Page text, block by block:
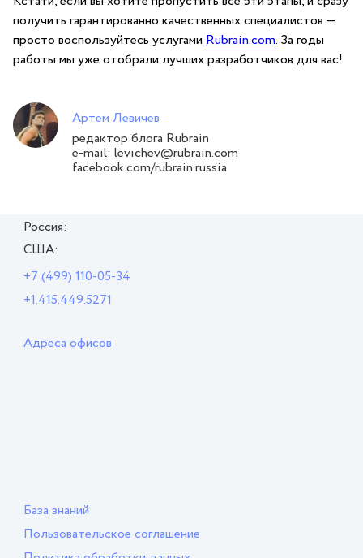
получить гарантированно качественных специалистов —
просто воспользуйтесь услугами Rubrain.com. За годы
работы мы уже отобрали лучших разработчиков для вас!
Артем Левичев
редактор блога Rubrain
e-mail: levichev@rubrain.com
facebook.com/rubrain.russia
Россия:
США:
+7 (499) 110-05-34
+1.415.449.5271
Адреса офисов
База знаний
Пользовательское соглашение